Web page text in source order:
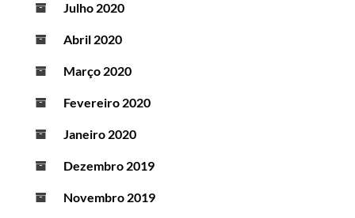
Julho 2020
Abril 2020
Março 2020
Fevereiro 2020
Janeiro 2020
Dezembro 2019
Novembro 2019